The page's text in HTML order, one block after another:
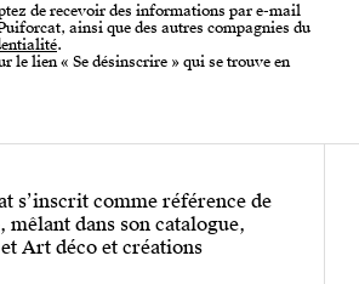
de recevoir des informations par e-mail
ainsi que des autres compagnies du
.
le lien « Se désinscrire » qui se trouve en
s’inscrit comme référence de
dans son catalogue,
Art déco et créations